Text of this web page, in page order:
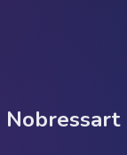
Nobressart